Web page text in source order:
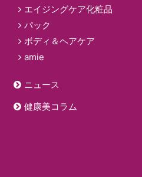
エイジングケア化粧品
パック
ボディ＆ヘアケア
amie
ニュース
健康美コラム